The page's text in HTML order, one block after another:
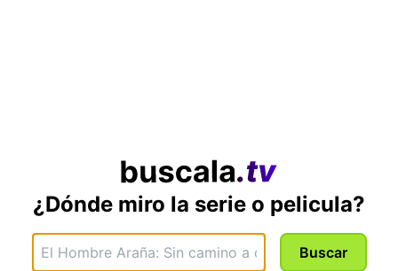
¿Dónde miro la serie o pelicula?
Buscar